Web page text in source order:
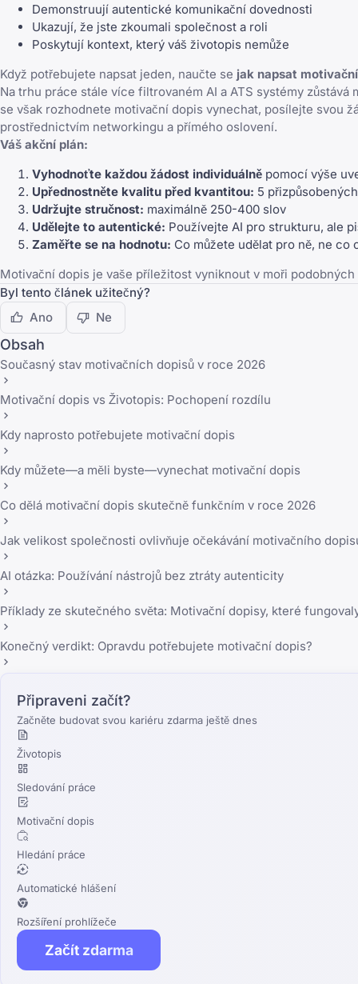
Demonstruují autentické komunikační dovednosti
Ukazují, že jste zkoumali společnost a roli
Poskytují kontext, který váš životopis nemůže
Když potřebujete napsat jeden, naučte se jak napsat
Na trhu práce stále více filtrovaném AI a ATS systémy
se však rozhodnete motivační dopis vynechat, posílejte svou
prostřednictvím networkingu a přímého oslovení.
Váš akční plán:
Vyhodnoťte každou žádost individuálně pomocí výše
Upřednostněte kvalitu před kvantitou: 5
Udržujte stručnost: maximálně 250-400 slov
Udělejte to autentické: Používejte AI pro strukturu, ale
Zaměřte se na hodnotu: Co můžete udělat pro ně, ne co
Motivační dopis je vaše příležitost vyniknout v moři
Byl tento článek užitečný?
Ano
Ne
Obsah
Současný stav motivačních dopisů v roce 2026
Motivační dopis vs Životopis: Pochopení rozdílu
Kdy naprosto potřebujete motivační dopis
Kdy můžete—a měli byste—vynechat motivační dopis
Co dělá motivační dopis skutečně funkčním v roce 2026
Jak velikost společnosti ovlivňuje očekávání motivačního
AI otázka: Používání nástrojů bez ztráty autenticity
Příklady ze skutečného světa: Motivační dopisy, které
Konečný verdikt: Opravdu potřebujete motivační dopis?
Připraveni začít?
Začněte budovat svou kariéru zdarma ještě dnes
Životopis
Sledování práce
Motivační dopis
Hledání práce
Automatické hlášení
Rozšíření prohlížeče
Začít zdarma